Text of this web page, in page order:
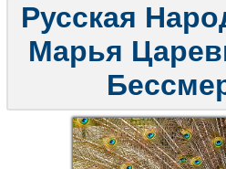
Русская
Марья